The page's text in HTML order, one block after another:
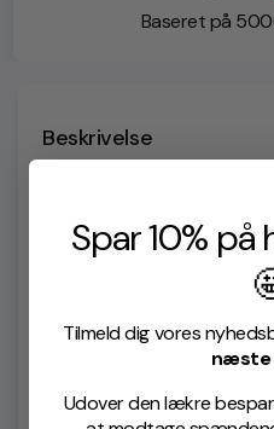
Baseret på
Beskrivelse
Skærm der passer til
kvalitet.
Vi anbefaler at man
Spar 10% på
Tilmeld dig vores
næste
Udover den lækre